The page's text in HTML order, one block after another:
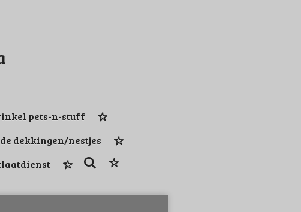
pets-n-stuff
dekkingen/nestjes